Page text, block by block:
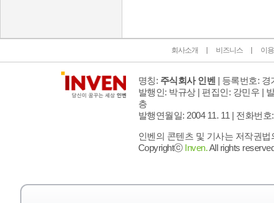
회사소개 비즈니스 이
명칭: 주식회사 인벤 | 등록번호: 경
발행인: 박규상 | 편집인: 강민우 |
층
발행연월일: 2004 11. 11 | 전화번호
인벤의 콘텐츠 및 기사는 저작권
Copyrightⓒ Inven.All rights